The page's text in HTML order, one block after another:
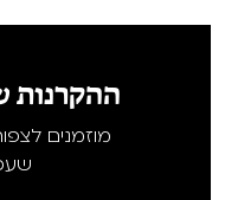
ההקרנות
מוזמנים